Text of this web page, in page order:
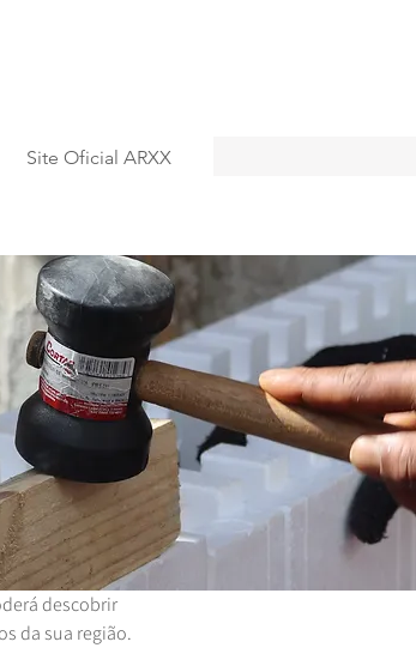
Site Oficial ARXX
descobrir
da sua região.